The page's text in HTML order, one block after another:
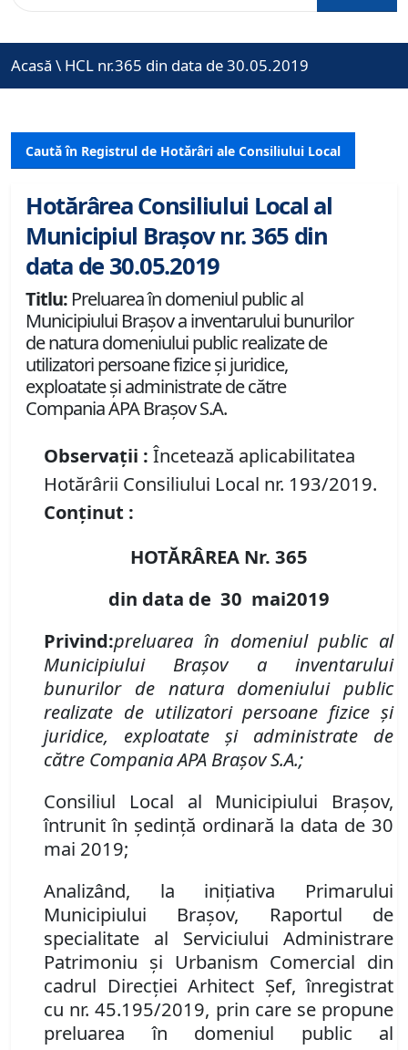
Acasă \ HCL nr.365 din data de 30.05.2019
Caută în Registrul de Hotărâri ale Consiliului Local
Hotărârea Consiliului Local al
Municipiul Brașov nr. 365 din
data de 30.05.2019
Titlu: Preluarea în domeniul public al
Municipiului Braşov a inventarului bunurilor
de natura domeniului public realizate de
utilizatori persoane fizice şi juridice,
exploatate şi administrate de către
Compania APA Braşov S.A.
Observații : Încetează aplicabilitatea
Hotărârii Consiliului Local nr. 193/2019.
Conținut :
HOTĂRÂREA Nr. 365
din data de 30 mai2019
Privind:preluarea în domeniul public al
Municipiului Braşov a inventarului
bunurilor de natura domeniului public
realizate de utilizatoripersoane fizice şi
juridice, exploatate şi administrate de
către Compania APA Braşov S.A.;
Consiliul Local al Municipiului Brașov,
întrunit în ședință ordinară la data de 30
mai 2019;
Analizând, la inițiativa Primarului
Municipiului Brașov, Raportul de
specialitate al Serviciului Administrare
Patrimoniu şi Urbanism Comercial din
cadrul Direcţiei Arhitect Şef, înregistrat
cu nr.45.195/2019, prin care se propune
preluarea în domeniul public al